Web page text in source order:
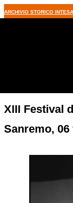
ARCHIVIO STORICO
XIII Festival
Sanremo,